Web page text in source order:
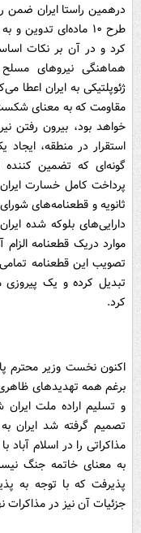
درهمین راستا ایران
طرح ۱۰ ماده‌ای
کرد و در آن بر نکات
هماهنگی نیرو‌های
ژئوپلتیکی به ایران اعطا
مقاومت که به معنای
خواهد بود، بیرون رفتن
استقرار در منطقه،
گونه‌ای که تضمین
پرداخت کامل خسارت
ثانویه و قطعنامه‌های
دارایی‌های بلوکه شده
موارد دریک قطعنامه
تصویب این قطعنامه تمامی
تبدیل کرده و یک پیروزی
کرد.
اکنون نخست وزیر محترم
برغم همه تهدید‌های ظاهری
و تسلیم اراده ملت
تصمیم گرفته شد ایران
مذاکراتی را در اسلام
به معنای خاتمه جنگ
جزئیات آن نیز در مذاکرات